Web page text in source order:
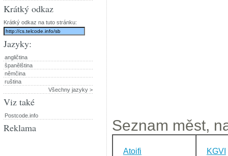
Seznam měst,
Atoifi
KGVI
Krátký odkaz
Krátký odkaz na tuto stránku:
Jazyky:
angličtina
španělština
němčina
ruština
Všechny jazyky >
Viz také
Postcode.info
Reklama